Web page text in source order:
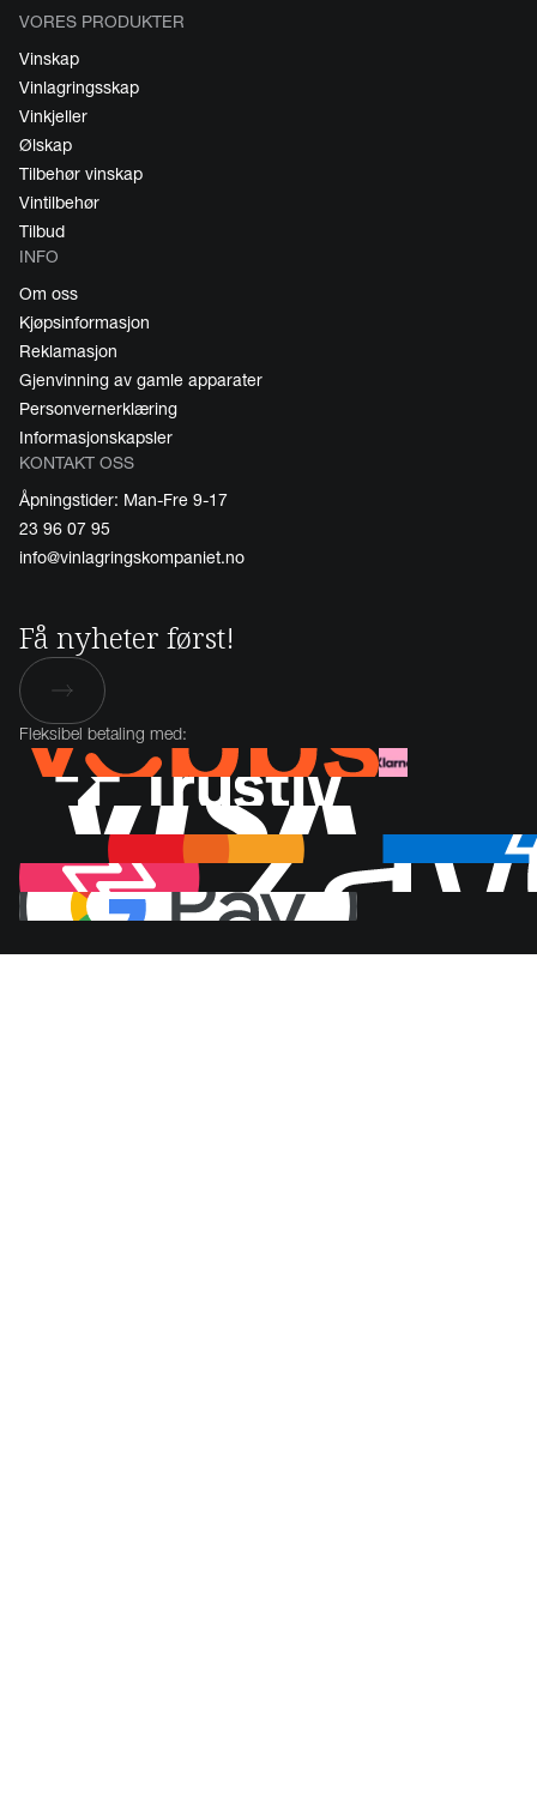
VORES PRODUKTER
Vinskap
Vinlagringsskap
Vinkjeller
Ølskap
Tilbehør vinskap
Vintilbehør
Tilbud
INFO
Om oss
Kjøpsinformasjon
Reklamasjon
Gjenvinning av gamle apparater
Personvernerklæring
Informasjonskapsler
KONTAKT OSS
Åpningstider: Man-Fre 9-17
23 96 07 95
info@vinlagringskompaniet.no
Få nyheter først!
Fleksibel betaling med: